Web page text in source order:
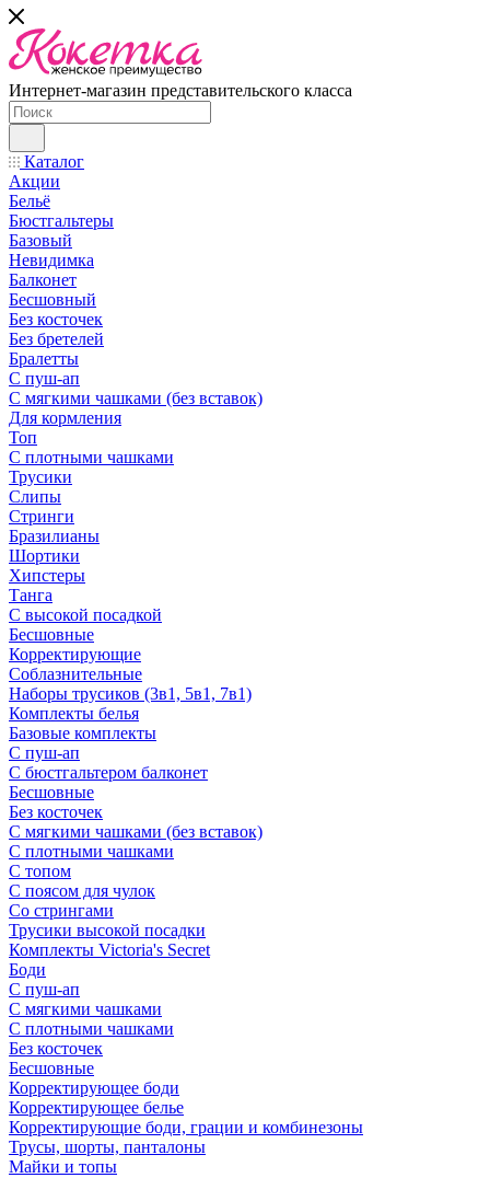
Интернет-магазин представительского класса
Каталог
Акции
Бельё
Бюстгальтеры
Базовый
Невидимка
Балконет
Бесшовный
Без косточек
Без бретелей
Бралетты
С пуш-ап
С мягкими чашками (без вставок)
Для кормления
Топ
С плотными чашками
Трусики
Слипы
Стринги
Бразилианы
Шортики
Хипстеры
Танга
С высокой посадкой
Бесшовные
Корректирующие
Соблазнительные
Наборы трусиков (3в1, 5в1, 7в1)
Комплекты белья
Базовые комплекты
С пуш-ап
С бюстгальтером балконет
Бесшовные
Без косточек
С мягкими чашками (без вставок)
С плотными чашками
С топом
С поясом для чулок
Со стрингами
Трусики высокой посадки
Комплекты Victoria's Secret
Боди
С пуш-ап
С мягкими чашками
С плотными чашками
Без косточек
Бесшовные
Корректирующее боди
Корректирующее белье
Корректирующие боди, грации и комбинезоны
Трусы, шорты, панталоны
Майки и топы